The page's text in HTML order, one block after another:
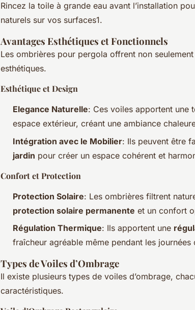
Rincez la toile à grande eau avant l’installation
naturels sur vos surfaces1.
Avantages Esthétiques et Fonctionnels
Les ombrières pour pergola offrent non
esthétiques.
Esthétique et Design
Elegance Naturelle: Ces voiles apportent une
espace extérieur, créant une ambiance
Intégration avec le Mobilier: Ils peuvent être
jardin pour créer un espace cohérent et
Confort et Protection
Protection Solaire: Les ombrières filtrent
protection solaire permanente et un confort
Régulation Thermique: Ils apportent une
fraîcheur agréable même pendant les journées
Types de Voiles d’Ombrage
Il existe plusieurs types de voiles d’ombrage,
caractéristiques.